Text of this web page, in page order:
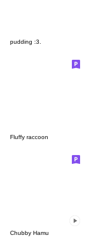
pudding :3.
Fluffy raccoon
Chubby Hamu